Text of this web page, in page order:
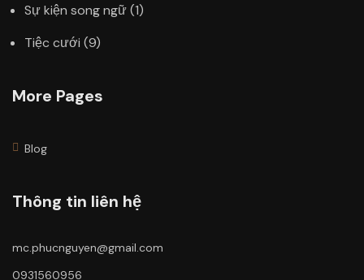
Sự kiện song ngữ(1)
Tiệc cưới (9)
More Pages
Blog
Thông tin liên hệ
mc.phucnguyen@gmail.com
0931560956